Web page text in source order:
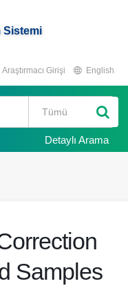
Sistemi
Araştırmacı Girişi English
Detaylı Arama
Samples